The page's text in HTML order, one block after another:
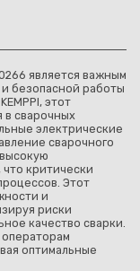
является важным
безопасной работы
этот
в сварочных
электрические
сварочного
критически
Этот
и
риски
качество сварки.
оптимальные